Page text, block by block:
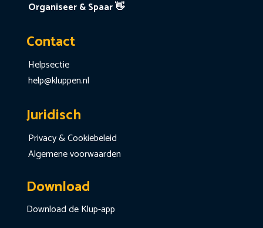
Organiseer & Spaar 👋
Contact
Helpsectie
help@kluppen.nl
Juridisch
Privacy & Cookiebeleid
Algemene voorwaarden
Download
Download de Klup-app